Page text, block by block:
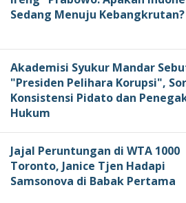
Sedang Menuju Kebangkrutan?
Akademisi Syukur Mandar
"Presiden Pelihara Korupsi",
Konsistensi Pidato dan
Hukum
Jajal Peruntungan di WTA 1000
Toronto, Janice Tjen Hadapi
Samsonova di Babak Pertama